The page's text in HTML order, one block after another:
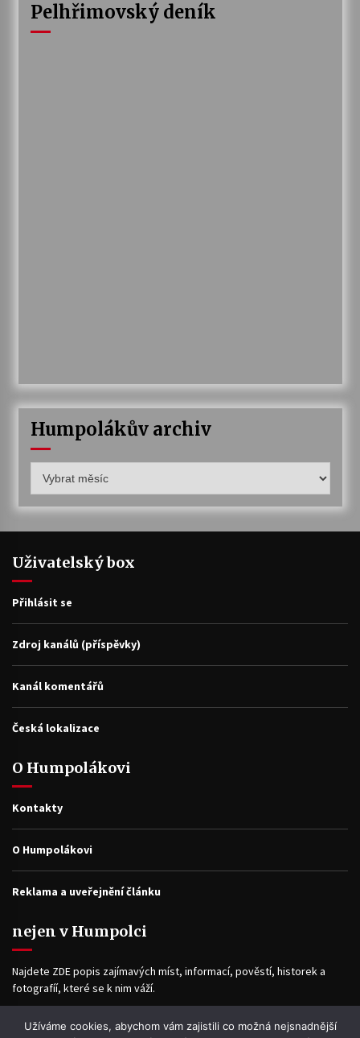
Pelhřimovský deník
Humpolákův archiv
archiv
Uživatelský box
Přihlásit se
Zdroj kanálů (příspěvky)
Kanál komentářů
Česká lokalizace
O Humpolákovi
Kontakty
O Humpolákovi
Reklama a uveřejnění článku
nejen v Humpolci
Najdete ZDE popis zajímavých míst, informací, pověstí, historek a
fotografíí, které se k nim váží.
Užíváme cookies, abychom vám zajistili co možná nejsnadnější